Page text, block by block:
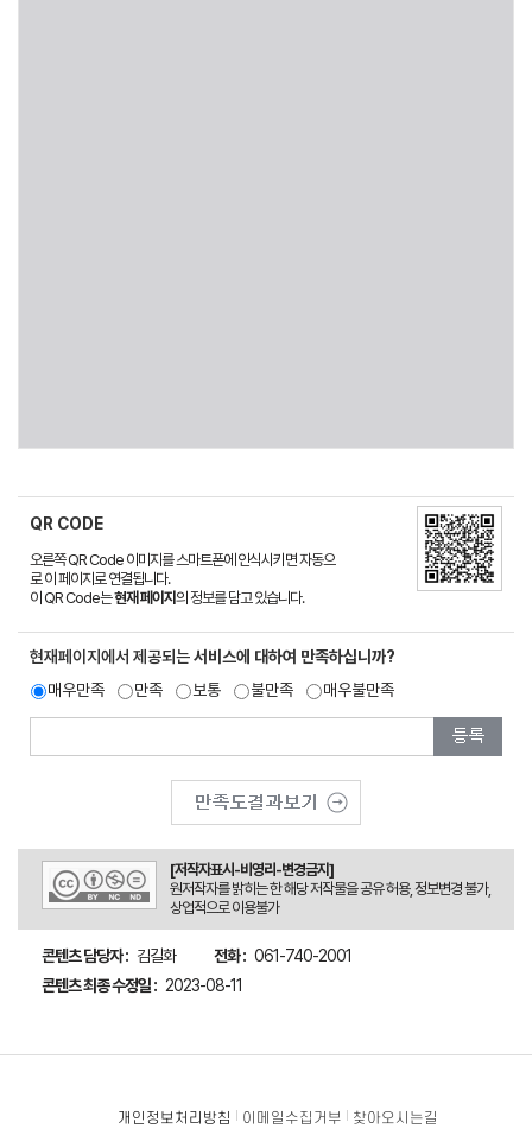
QR CODE
오른쪽 QR Code 이미지를 스마트폰에 인식시키면 자동으
로 이 페이지로 연결됩니다.
이 QR Code는현재 페이지의 정보를 담고 있습니다.
현재페이지에서 제공되는서비스에 대하여 만족하십니까?
매우만족
만족 보통 불만족 매우불만족
[저작자표시-비영리-변경금지]
원저작자를 밝히는 한 해당 저작물을 공유 허용, 정보변경 불가,
상업적으로 이용불가
콘텐츠 담당자 : 김길화 전화 : 061-740-2001
콘텐츠 최종 수정일 : 2023-08-11
개인정보처리방침 이메일수집거부 찾아오시는길